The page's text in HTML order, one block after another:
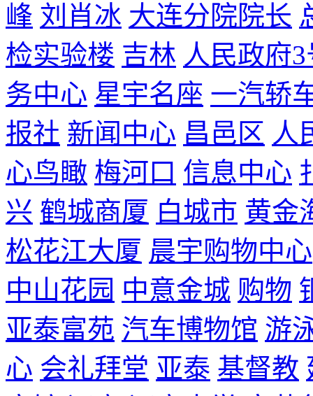
峰 刘肖冰 大连分院院长
检实验楼 吉林 人民政府
务中心 星宇名座 一汽轿
报社 新闻中心 昌邑区 人
心鸟瞰 梅河口 信息中心
兴 鹤城商厦 白城市 黄金
松花江大厦 晨宇购物中心
中山花园 中意金城 购物
亚泰富苑 汽车博物馆 游
心 会礼拜堂 亚泰 基督教